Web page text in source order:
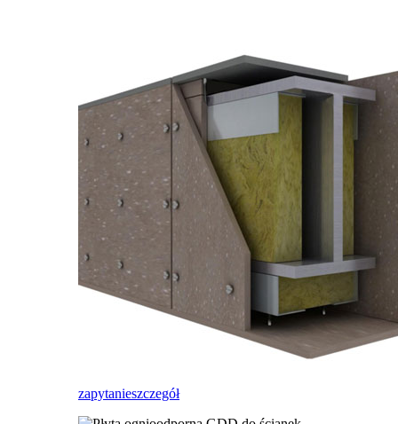
zapytanieszczegół